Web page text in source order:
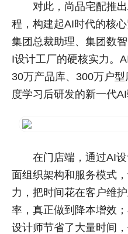
对此，尚品宅配推
程，构建起AI时代的核
集团总裁助理、集团数
I设计工厂的硬核实力。
30万产品库、300万户
度学习后研发的新一代
在门店端，通过AI
面组织架构和服务模式
力，把时间花在客户维
率，真正做到降本增效
设计师节省了大量时间